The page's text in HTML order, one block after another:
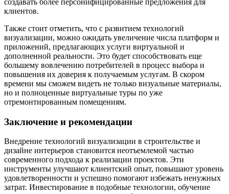
создавать более персонифицированные предложения для
клиентов.
Также стоит отметить, что с развитием технологий
визуализации, можно ожидать увеличение числа платформ и
приложений, предлагающих услуги виртуальной и
дополненной реальности. Это будет способствовать еще
большему вовлечению потребителей в процесс выбора и
повышения их доверия к получаемым услугам. В скором
времени мы сможем видеть не только визуальные материалы,
но и полноценные виртуальные туры по уже
отремонтированным помещениям.
Заключение и рекомендации
Внедрение технологий визуализации в строительстве и
дизайне интерьеров становится неотъемлемой частью
современного подхода к реализации проектов. Эти
инструменты улучшают клиентский опыт, повышают уровень
удовлетворенности и успешно помогают избежать ненужных
затрат. Инвестирование в подобные технологии, обучение